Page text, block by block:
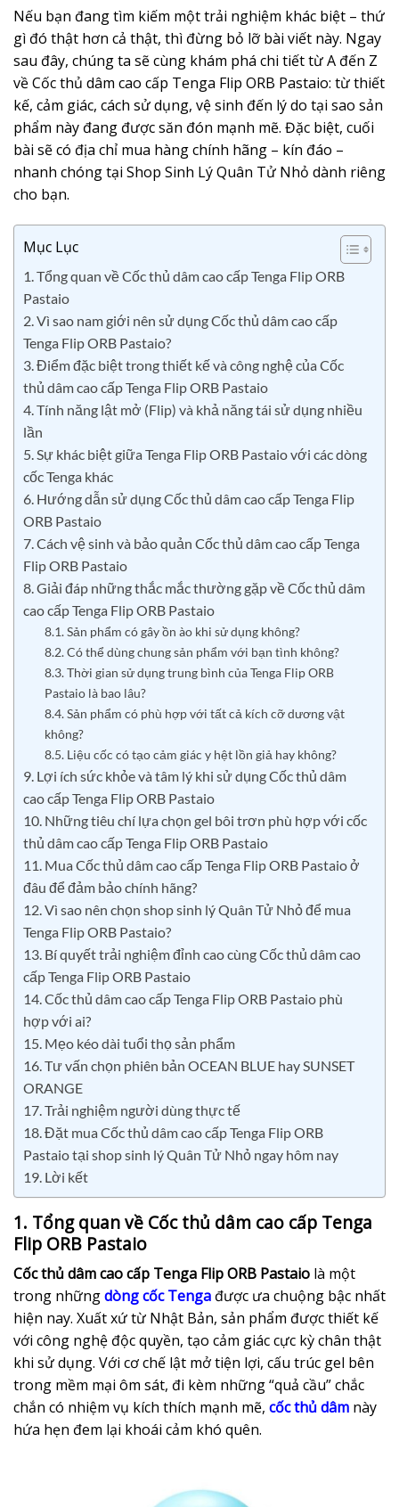
Nếu bạn đang tìm kiếm một trải nghiệm khác biệt – thứ
gì đó thật hơn cả thật, thì đừng bỏ lỡ bài viết này. Ngay
sau đây, chúng ta sẽ cùng khám phá chi tiết từ A đến Z
về Cốc thủ dâm cao cấp Tenga Flip ORB Pastaio: từ thiết
kế, cảm giác, cách sử dụng, vệ sinh đến lý do tại sao sản
phẩm này đang được săn đón mạnh mẽ. Đặc biệt, cuối
bài sẽ có địa chỉ mua hàng chính hãng – kín đáo –
nhanh chóng tại Shop Sinh Lý Quân Tử Nhỏ dành riêng
cho bạn.
Mục Lục
1. Tổng quan về Cốc thủ dâm cao cấp Tenga Flip ORB
Pastaio
2. Vì sao nam giới nên sử dụng Cốc thủ dâm cao cấp
Tenga Flip ORB Pastaio?
3. Điểm đặc biệt trong thiết kế và công nghệ của Cốc
thủ dâm cao cấp Tenga Flip ORB Pastaio
4. Tính năng lật mở (Flip) và khả năng tái sử dụng nhiều
lần
5. Sự khác biệt giữa Tenga Flip ORB Pastaio với các dòng
cốc Tenga khác
6. Hướng dẫn sử dụng Cốc thủ dâm cao cấp Tenga Flip
ORB Pastaio
7. Cách vệ sinh và bảo quản Cốc thủ dâm cao cấp Tenga
Flip ORB Pastaio
8. Giải đáp những thắc mắc thường gặp về Cốc thủ dâm
cao cấp Tenga Flip ORB Pastaio
8.1. Sản phẩm có gây ồn ào khi sử dụng không?
8.2. Có thể dùng chung sản phẩm với bạn tình không?
8.3. Thời gian sử dụng trung bình của Tenga Flip ORB
Pastaio là bao lâu?
8.4. Sản phẩm có phù hợp với tất cả kích cỡ dương vật
không?
8.5. Liệu cốc có tạo cảm giác y hệt lồn giả hay không?
9. Lợi ích sức khỏe và tâm lý khi sử dụng Cốc thủ dâm
cao cấp Tenga Flip ORB Pastaio
10. Những tiêu chí lựa chọn gel bôi trơn phù hợp với cốc
thủ dâm cao cấp Tenga Flip ORB Pastaio
11. Mua Cốc thủ dâm cao cấp Tenga Flip ORB Pastaio ở
đâu để đảm bảo chính hãng?
12. Vì sao nên chọn shop sinh lý Quân Tử Nhỏ để mua
Tenga Flip ORB Pastaio?
13. Bí quyết trải nghiệm đỉnh cao cùng Cốc thủ dâm cao
cấp Tenga Flip ORB Pastaio
14. Cốc thủ dâm cao cấp Tenga Flip ORB Pastaio phù
hợp với ai?
15. Mẹo kéo dài tuổi thọ sản phẩm
16. Tư vấn chọn phiên bản OCEAN BLUE hay SUNSET
ORANGE
17. Trải nghiệm người dùng thực tế
18. Đặt mua Cốc thủ dâm cao cấp Tenga Flip ORB
Pastaio tại shop sinh lý Quân Tử Nhỏ ngay hôm nay
19. Lời kết
1. Tổng quan về Cốc thủ dâm cao cấp Tenga
Flip ORB Pastaio
Cốc thủ dâm cao cấp Tenga Flip ORB Pastaio là một
trong nhữngdòngcốc Tenga được ưa chuộng bậc nhất
hiện nay. Xuất xứ từ Nhật Bản, sản phẩm được thiết kế
với công nghệ độc quyền, tạo cảm giác cực kỳ chân thật
khi sử dụng. Với cơ chế lật mở tiện lợi, cấu trúc gel bên
trong mềm mại ôm sát, đi kèm những “quả cầu” chắc
chắn có nhiệm vụ kích thích mạnh mẽ, cốc thủ dâm này
hứa hẹn đem lại khoái cảm khó quên.